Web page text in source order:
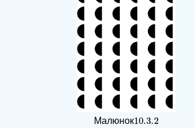
Малюнок10.3.2
10.3.2